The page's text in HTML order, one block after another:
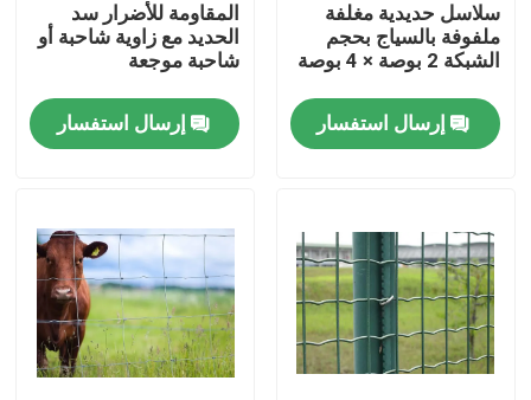
المنتجات
حولنا
سلاسل حديدية مغلفة
ملفوفة بالسياج بحجم
الشبكة 2 بوصة × 4 بوصة
إرسال استفسار
المقاومة للأضرار سد
الحديد مع زاوية شاحبة أو
شاحبة موجعة
إرسال استفسار